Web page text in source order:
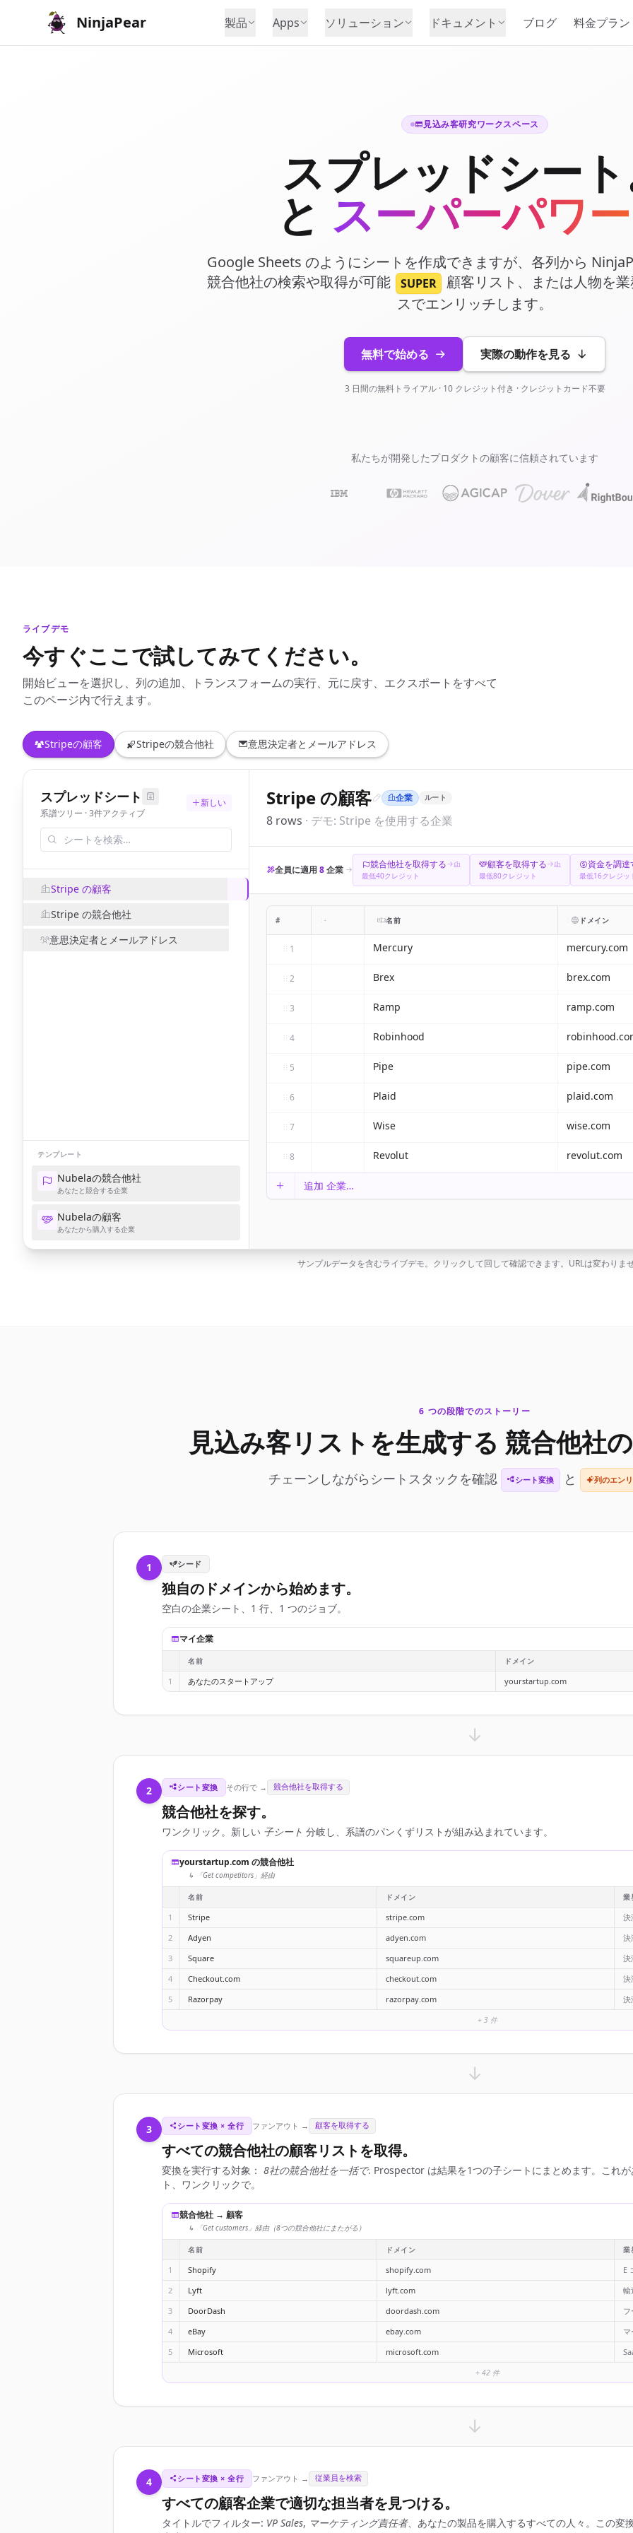
NinjaPear 製品 Apps ソリューション ドキュメント ブログ 料金プラン
見込み客研究ワークスペース
スプレッドシート
と スーパーパワー
Google Sheets のようにシートを作成できますが、各列から
競合他社の検索や取得が可能
SUPER
顧客リスト、または人物を
スでエンリッチします。
無料で始める 実際の動作を見る
3 日間の無料トライアル · 10 クレジット付き · クレジットカード不要
私たちが開発したプロダクトの顧客に信頼されています
ライブデモ
今すぐここで試してみてください。
開始ビューを選択し、列の追加、トランスフォームの実行、元に戻す、エクスポートをすべて
このページ内で行えます。
Stripeの顧客 Stripeの競合他社 意思決定者とメールアドレス
スプレッドシート
系譜ツリー · 3件アクティブ
新しい
Stripe の顧客
Stripe の競合他社
意思決定者とメールアドレス
テンプレート
Nubelaの競合他社
あなたと競合する企業
Nubelaの顧客
あなたから購入する企業
Stripe の顧客 企業 ルート
8 rows · デモ: Stripe を使用する企業
全員に適用8企業 競合他社を取得する
最低40クレジット
顧客を取得する
最低80クレジット
資金を調達
最低16クレジッ
# · 名前 ドメイン
1 Mercury mercury.com
2 Brex brex.com
3 Ramp ramp.com
4 Robinhood
5 Pipe pipe.com
6 Plaid plaid.com
7 Wise wise.com
8 Revolut revolut.com
追加 企業…
サンプルデータを含むライブデモ。クリックして回して確認できます。URLは変わりませ
6 つの段階でのストーリー
見込み客リストを生成する 競合他社
チェーンしながらシートスタックを確認 シート変換 と 列のエン
1 シード
独自のドメインから始めます。
空白の企業シート、1 行、1 つのジョブ。
マイ企業
名前 ドメイン
1 あなたのスタートアップ yourstartup.com
2 シート変換 その行で → 競合他社を取得する
競合他社を探す。
ワンクリック。新しい 子シート 分岐し、系譜のパンくずリストが組み込まれています。
yourstartup.com の競合他社
↳ 「Get competitors」経由
名前 ドメイン 業
1 Stripe stripe.com
決
2
Adyen adyen.com
決
3
Square squareup.com
決
4
Checkout.com checkout.com
決
5
Razorpay razorpay.com 決
+ 3 件
3 シート変換 × 全行 ファンアウト → 顧客を取得する
すべての競合他社の顧客リストを取得。
変換を実行する対象： 8社の競合他社を一括で. Prospector は結果を1つの子シートにまとめます。これ
ト、ワンクリックで。
競合他社 → 顧客
↳ 「Get customers」経由（8つの競合他社にまたがる）
名前 ドメイン 業
1 Shopify shopify.com
E
2
Lyft lyft.com
輸
3
DoorDash doordash.com
4
eBay ebay.com
マ
5
Microsoft microsoft.com
+ 42 件
4 シート変換 × 全行 ファンアウト → 従業員を検索
すべての顧客企業で適切な担当者を見つける。
タイトルでフィルター: VP Sales, マーケティング責任者、あなたの製品を購入するすべての人々。この変